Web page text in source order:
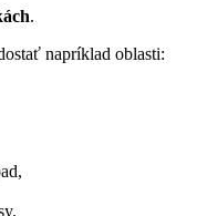
.
napríklad oblasti: